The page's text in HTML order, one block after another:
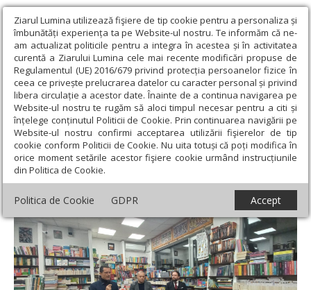
Ziarul Lumina utilizează fişiere de tip cookie pentru a personaliza și
îmbunătăți experiența ta pe Website-ul nostru. Te informăm că ne-
am actualizat politicile pentru a integra în acestea și în activitatea
curentă a Ziarului Lumina cele mai recente modificări propuse de
Regulamentul (UE) 2016/679 privind protecția persoanelor fizice în
ceea ce privește prelucrarea datelor cu caracter personal și privind
libera circulație a acestor date. Înainte de a continua navigarea pe
Website-ul nostru te rugăm să aloci timpul necesar pentru a citi și
înțelege conținutul Politicii de Cookie. Prin continuarea navigării pe
Website-ul nostru confirmi acceptarea utilizării fişierelor de tip
cookie conform Politicii de Cookie. Nu uita totuși că poți modifica în
orice moment setările acestor fişiere cookie urmând instrucțiunile
din Politica de Cookie.
Politica de Cookie GDPR Accept
Ziarul Lumina › Educaţie și Cultură › Cultură › O carte despre
impactul modernității și al comunismului asupra vieții monahale
O carte despre impactul modernității și al
comunismului asupra vieții monahale